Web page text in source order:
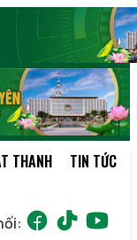
THANH TIN TỨC